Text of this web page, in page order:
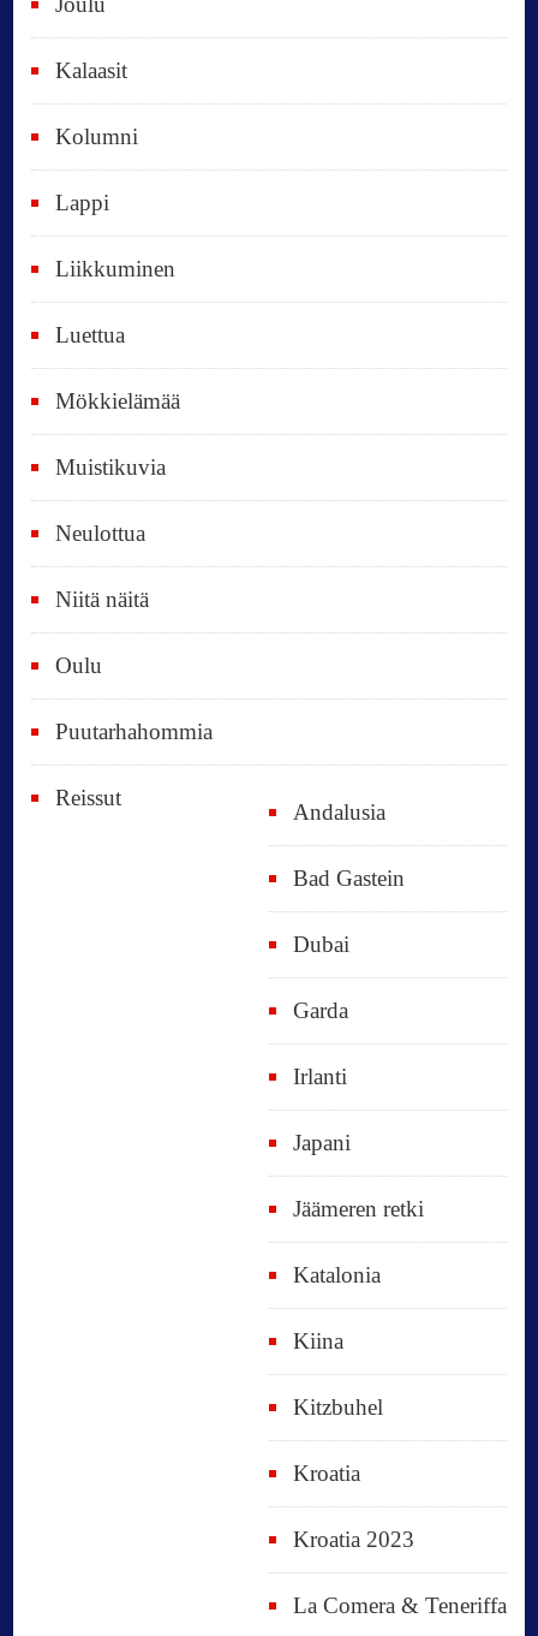
i
k
i
p
ä
ä
t
Kalaasit
Kolumni
Lappi
Liikkuminen
Luettua
Mökkielämää
Muistikuvia
Neulottua
Niitä näitä
Oulu
Puutarhahommia
Reissut
Andalusia
Bad Gastein
Dubai
Garda
Irlanti
Japani
Jäämeren retki
Katalonia
Kiina
Kitzbuhel
Kroatia
Kroatia 2023
La Comera & Teneriffa